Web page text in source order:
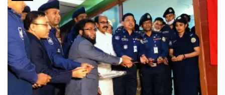
রাজনীতি
আইন-বিচার
অর্থনীতি
আন্তর্জাতিক